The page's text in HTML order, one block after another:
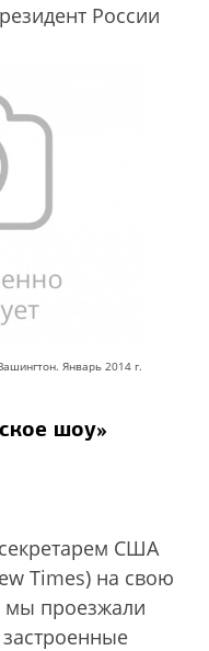
России
Январь 2014 г.
шоу»
США
Times) на свою
мы проезжали